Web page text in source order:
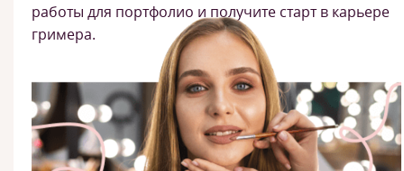
работы для портфолио и получите старт в карьере
гримера.